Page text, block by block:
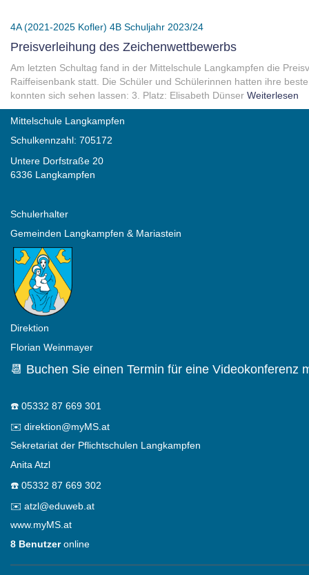
4A (2021-2025 Kofler) 4B Schuljahr 2023/24
Preisverleihung des Zeichenwettbewerbs
Am letzten Schultag fand in der Mittelschule Langkampfen die
Raiffeisenbank statt. Die Schüler und Schülerinnen hatten ihre
konnten sich sehen lassen: 3. Platz: Elisabeth Dünser Weiterlesen
Mittelschule Langkampfen
Schulkennzahl: 705172
Untere Dorfstraße 20
6336 Langkampfen
Schulerhalter
Gemeinden Langkampfen & Mariastein
Direktion
Florian Weinmayer
📆 Buchen Sie einen Termin für eine Videokonferenz
☎️ 05332 87 669 301
✉️ direktion@myMS.at
Sekretariat der Pflichtschulen Langkampfen
Anita Atzl
☎️ 05332 87 669 302
✉️ atzl@eduweb.at
www.myMS.at
8 Benutzeronline